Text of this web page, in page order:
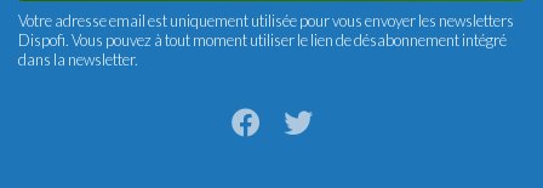
Votre adresse email est uniquement utilisée pour vous envoyer les newsletters
Dispofi. Vous pouvez à tout moment utiliser le lien de désabonnement intégré
dans la newsletter.